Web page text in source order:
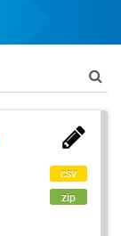
csv
zip